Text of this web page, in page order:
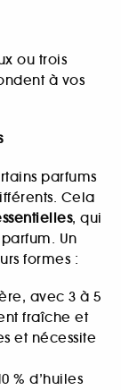
ou trois
à vos
parfums
Cela
, qui
Un
formes :
avec 3 à 5
fraîche et
et nécessite
% d’huiles